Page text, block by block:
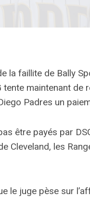
la faillite de Bally
tente maintenant
Padres un
être payés par
Cleveland, les
le juge pèse sur